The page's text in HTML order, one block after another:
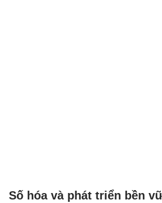
Số hóa và phát triển bền